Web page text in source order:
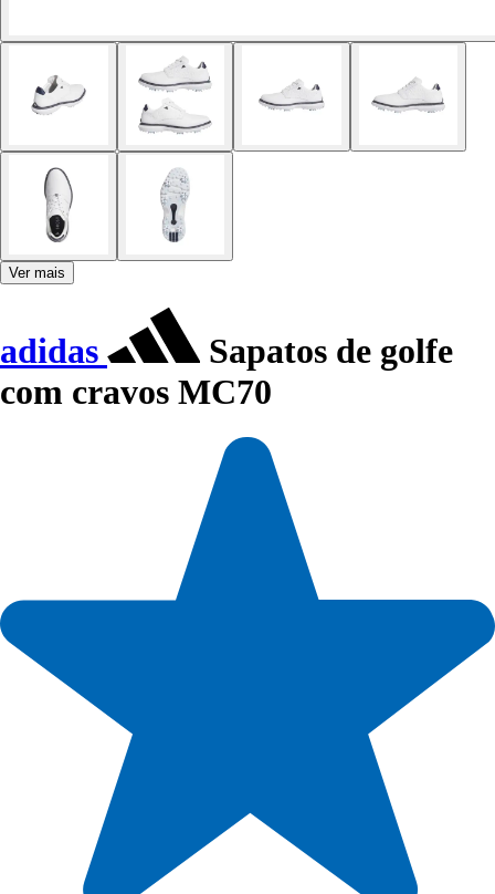
Ver mais
adidas
Sapatos de golfe
com cravos MC70